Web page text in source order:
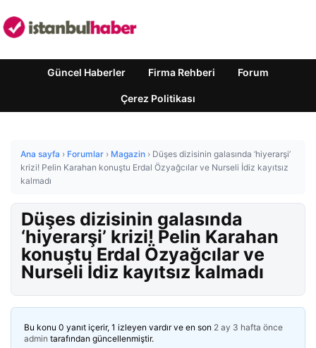
Güncel Haberler Firma Rehberi Forum
Çerez Politikası
Ana sayfa › Forumlar › Magazin › Düşes dizisinin galasında ‘hiyerarşi’
krizi! Pelin Karahan konuştu Erdal Özyağcılar ve Nurseli İdiz kayıtsız
kalmadı
Düşes dizisinin galasında
‘hiyerarşi’ krizi! Pelin Karahan
konuştu Erdal Özyağcılar ve
Nurseli İdiz kayıtsız kalmadı
Bu konu 0 yanıt içerir, 1 izleyen vardır ve en son 2 ay 3 hafta önce
admin tarafından güncellenmiştir.